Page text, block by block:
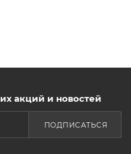
средства на
акций и новостей
ПОДПИСАТЬСЯ